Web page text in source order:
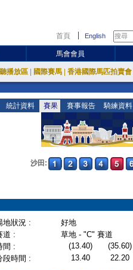
首頁 English
馬會會員
播放區 國際賽馬 香港國際馬匹拍賣會
統計資料 賽果 賽事報告 騎練資料
沙田:
地狀況 :
好地
道 :
草地 - "C" 賽道
間 : (13.40) (35.60)
段時間 :
13.40 22.20